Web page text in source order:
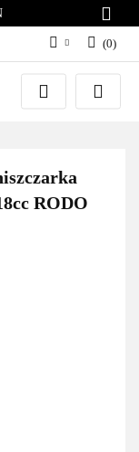
Zaloguj się
Załóż konto
(0)
RODO